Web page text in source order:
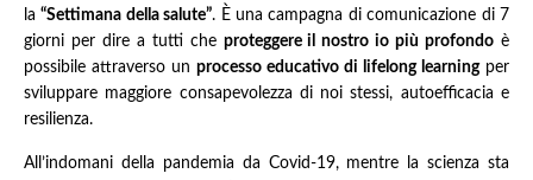
la“Settimana della salute”. È una campagna di comunicazione di 7
giorni per dire a tutti che proteggere il nostro io più profondo è
possibile attraverso un processo educativo di lifelong learningper
sviluppare maggiore consapevolezza di noi stessi, autoefficacia e
resilienza.
All’indomani della pandemia da Covid-19, mentre la scienza sta